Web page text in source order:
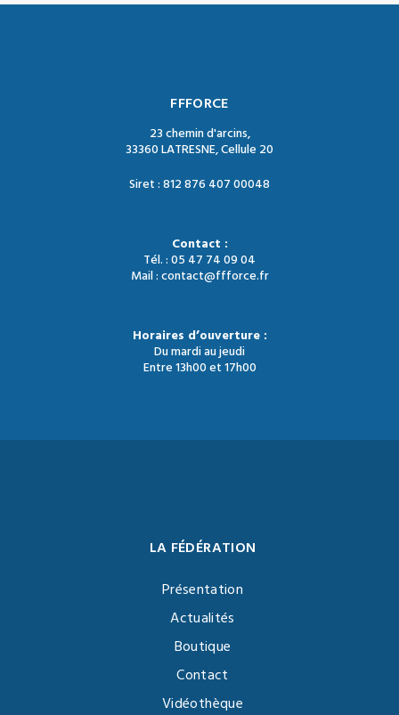
FFFORCE
23 chemin d'arcins,
33360 LATRESNE, Cellule 20
Siret : 812 876 407 00048
Contact :
Tél. : 05 47 74 09 04
Mail : contact@ffforce.fr
Horaires d’ouverture :
Du mardi au jeudi
Entre 13h00 et 17h00
LA FÉDÉRATION
Présentation
Actualités
Boutique
Contact
Vidéothèque